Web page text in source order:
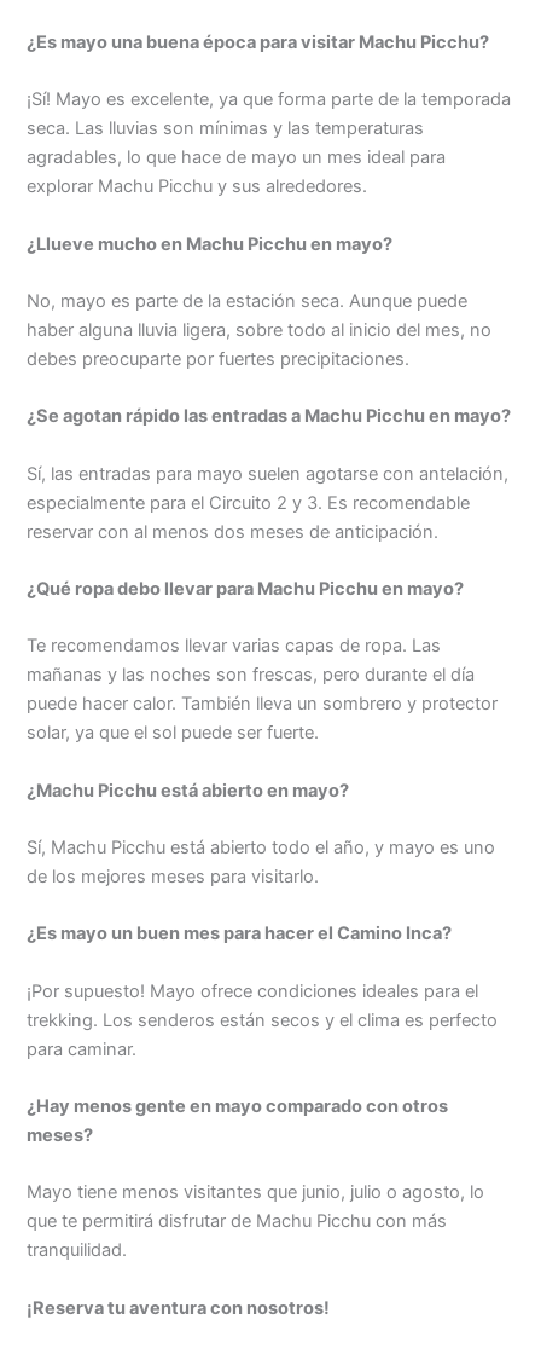
¿Es mayo una buena época para visitar Machu Picchu?
¡Sí! Mayo es excelente, ya que forma parte de la temporada
seca. Las lluvias son mínimas y las temperaturas
agradables, lo que hace de mayo un mes ideal para
explorar Machu Picchu y sus alrededores.
¿Llueve mucho en Machu Picchu en mayo?
No, mayo es parte de la estación seca. Aunque puede
haber alguna lluvia ligera, sobre todo al inicio del mes, no
debes preocuparte por fuertes precipitaciones.
¿Se agotan rápido las entradas a Machu Picchu en mayo?
Sí, las entradas para mayo suelen agotarse con antelación,
especialmente para el Circuito 2 y 3. Es recomendable
reservar con al menos dos meses de anticipación.
¿Qué ropa debo llevar para Machu Picchu en mayo?
Te recomendamos llevar varias capas de ropa. Las
mañanas y las noches son frescas, pero durante el día
puede hacer calor. También lleva un sombrero y protector
solar, ya que el sol puede ser fuerte.
¿Machu Picchu está abierto en mayo?
Sí, Machu Picchu está abierto todo el año, y mayo es uno
de los mejores meses para visitarlo.
¿Es mayo un buen mes para hacer el Camino Inca?
¡Por supuesto! Mayo ofrece condiciones ideales para el
trekking. Los senderos están secos y el clima es perfecto
para caminar.
¿Hay menos gente en mayo comparado con otros
meses?
Mayo tiene menos visitantes que junio, julio o agosto, lo
que te permitirá disfrutar de Machu Picchu con más
tranquilidad.
¡Reserva tu aventura con nosotros!